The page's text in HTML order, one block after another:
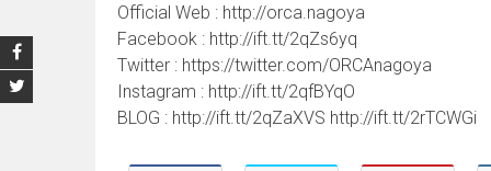
Official Web : http://orca.nagoya
Facebook : http://ift.tt/2qZs6yq
Twitter : https://twitter.com/ORCAnagoya
Instagram : http://ift.tt/2qfBYqO
BLOG : http://ift.tt/2qZaXVS http://ift.tt/2rTCWGi